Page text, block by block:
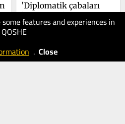
features and experiences in
QOSHE
. Close
'Diplomatik çabaları
kulak asılmayan İran,
aniden strateji
08.06.2026
Sputnik Türkiye